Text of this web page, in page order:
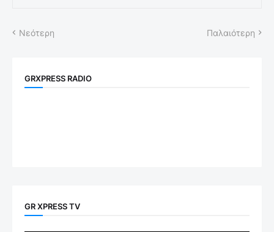
Νεότερη Παλαιότερη
GRXPRESS RADIO
GR XPRESS TV